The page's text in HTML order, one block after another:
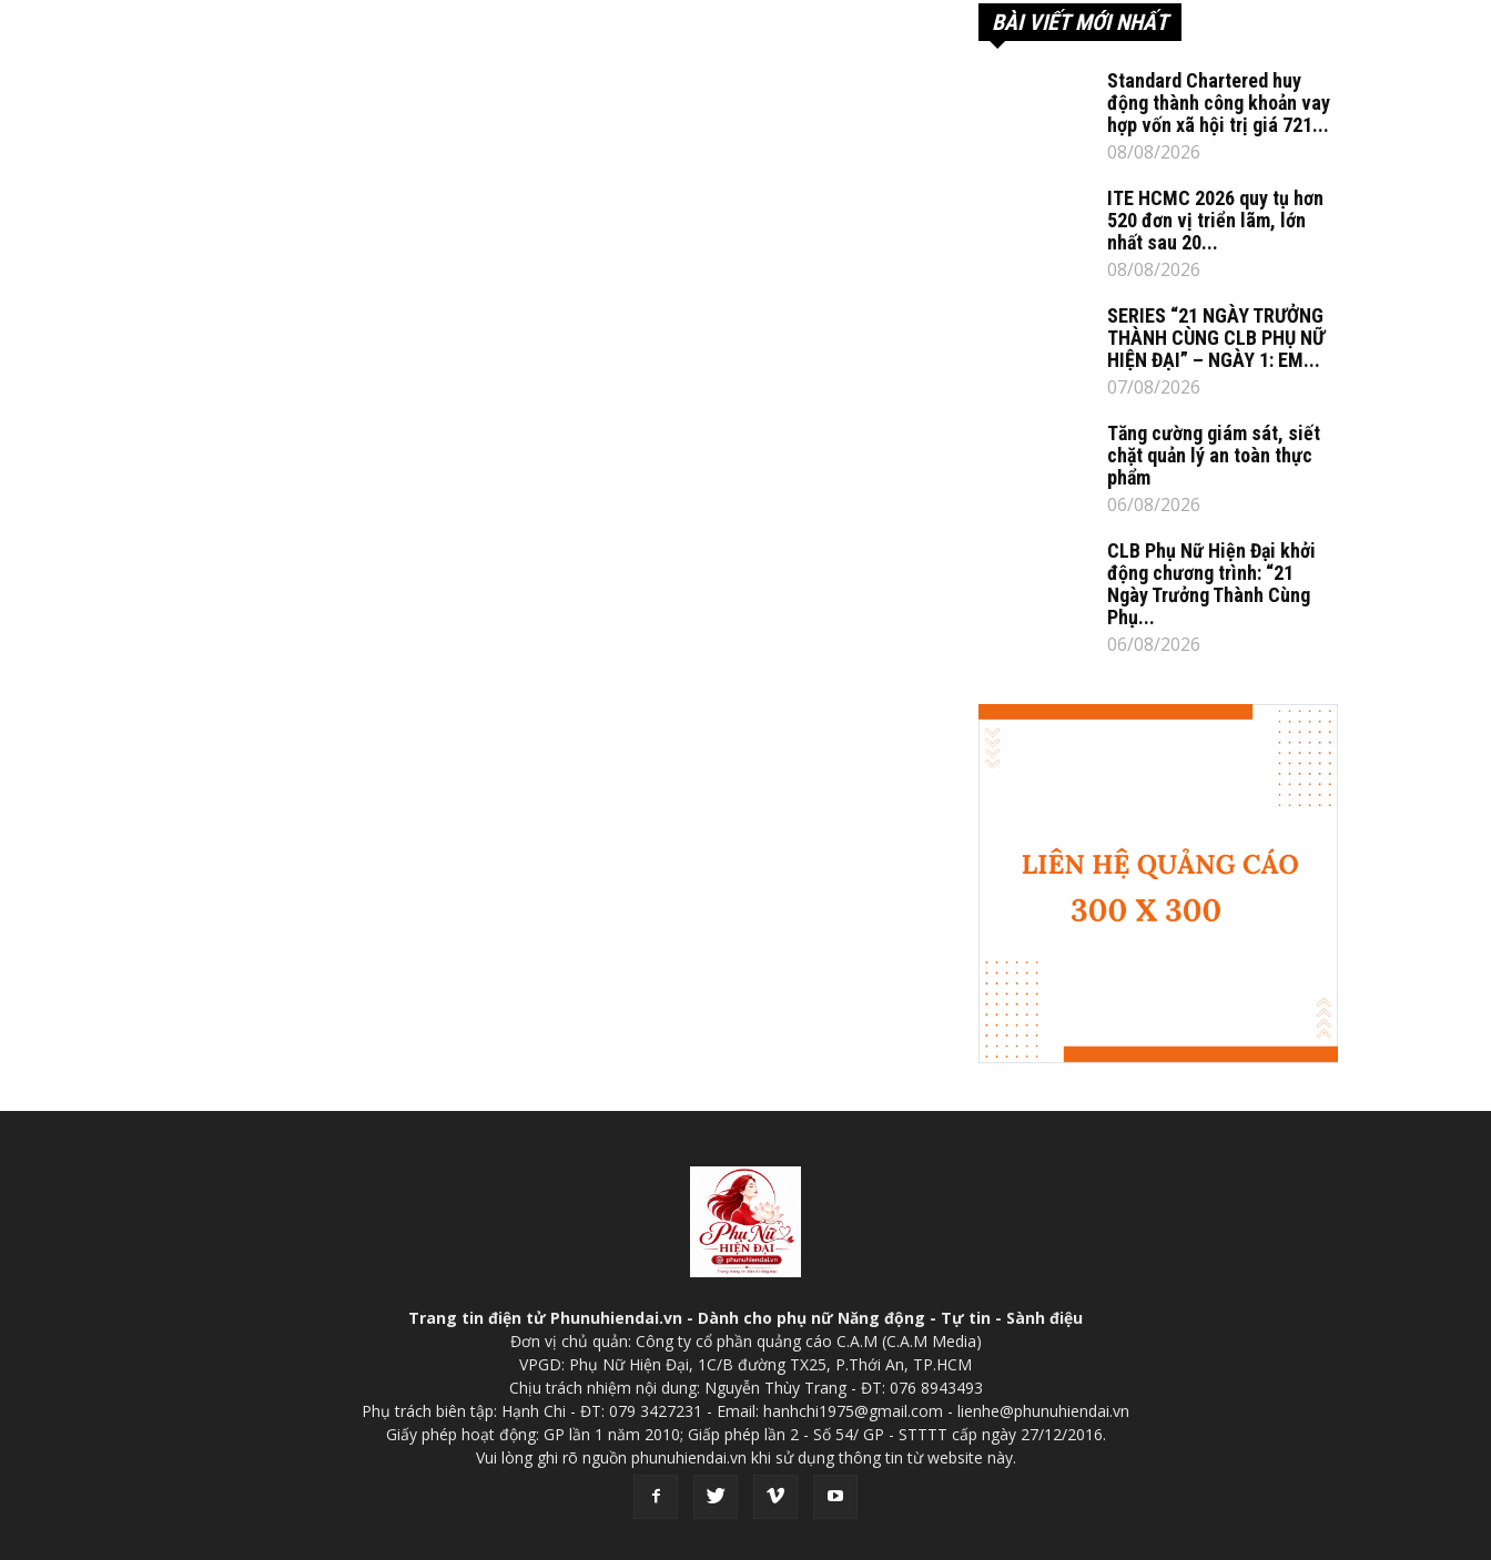
BÀI VIẾT MỚI NHẤT
Standard Chartered huy
động thành công khoản vay
hợp vốn xã hội trị giá 721...
08/08/2026
ITE HCMC 2026 quy tụ hơn
520 đơn vị triển lãm, lớn
nhất sau 20...
08/08/2026
SERIES “21 NGÀY TRƯỞNG
THÀNH CÙNG CLB PHỤ NỮ
HIỆN ĐẠI” – NGÀY 1: EM...
07/08/2026
Tăng cường giám sát, siết
chặt quản lý an toàn thực
phẩm
06/08/2026
CLB Phụ Nữ Hiện Đại khởi
động chương trình: “21
Ngày Trưởng Thành Cùng
Phụ...
06/08/2026
Trang tin điện tử Phunuhiendai.vn - Dành cho phụ nữ Năng động - Tự tin - Sành điệu
Đơn vị chủ quản: Công ty cổ phần quảng cáo C.A.M (C.A.M Media)
VPGD: Phụ Nữ Hiện Đại, 1C/B đường TX25, P.Thới An, TP.HCM
Chịu trách nhiệm nội dung: Nguyễn Thùy Trang - ĐT: 076 8943493
Phụ trách biên tập: Hạnh Chi - ĐT: 079 3427231 - Email: hanhchi1975@gmail.com - lienhe@phunuhiendai.vn
Giấy phép hoạt động: GP lần 1 năm 2010; Giấp phép lần 2 - Số 54/ GP - STTTT cấp ngày 27/12/2016.
Vui lòng ghi rõ nguồn phunuhiendai.vn khi sử dụng thông tin từ website này.